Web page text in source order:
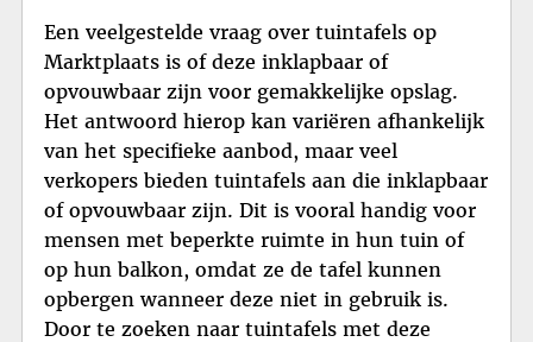
Een veelgestelde vraag over tuintafels op
Marktplaats is of deze inklapbaar of
opvouwbaar zijn voor gemakkelijke opslag.
Het antwoord hierop kan variëren afhankelijk
van het specifieke aanbod, maar veel
verkopers bieden tuintafels aan die inklapbaar
of opvouwbaar zijn. Dit is vooral handig voor
mensen met beperkte ruimte in hun tuin of
op hun balkon, omdat ze de tafel kunnen
opbergen wanneer deze niet in gebruik is.
Door te zoeken naar tuintafels met deze